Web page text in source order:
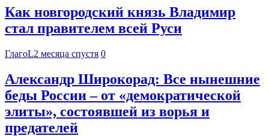
Как новгородский князь Владимир
стал правителем всей Руси
ГлагоL2 месяца спустя 0
Александр Широкорад: Все нынешние
беды России – от «демократической
элиты», состоявшей из ворья и
предателей